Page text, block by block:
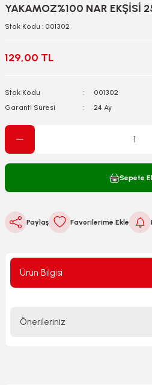
YAKAMOZ%100 NAR EKŞİSİ
Stok Kodu : 001302
129,00 TL
Stok Kodu
001302
Garanti Süresi
24 Ay
Sepete
Paylaş
Ürün Bilgisi
Önerileriniz